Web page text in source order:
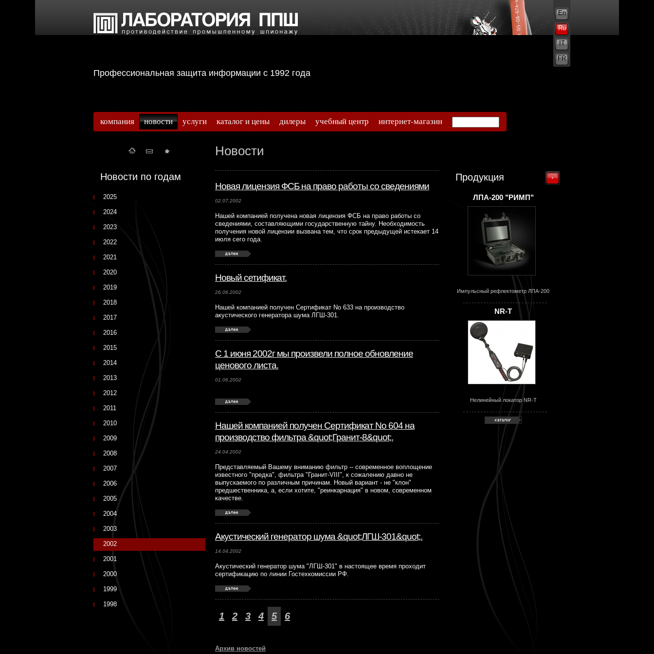
Профессиональная защита информации с 1992 года
En
Ru
IT
FR
компания новости услуги каталог и цены дилеры учебный центр интернет-магазин
Новости
Новая лицензия ФСБ на право работы со сведениями
02.07.2002
Нашей компанией получена новая лицензия ФСБ на право работы со
сведениями, составляющими государственную тайну. Необходимость
получения новой лицензии вызвана тем, что срок предыдущей истекает 14
июля сего года.
Новый сетификат.
26.06.2002
Нашей компанией получен Сертификат No 633 на производство
акустического генератора шума ЛГШ-301.
С 1 июня 2002г мы произвели полное обновление
ценового листа.
01.06.2002
Нашей компанией получен Сертификат No 604 на
производство фильтра &quot;Гранит-8&quot;.
24.04.2002
Представляемый Вашему вниманию фильтр -- современное воплощение
известного "предка", фильтра "Гранит-VIII", к сожалению давно не
выпускаемого по различным причинам. Новый вариант - не "клон"
предшественника, а, если хотите, "реинкарнация" в новом, современном
качестве.
Акустический генератор шума &quot;ЛГШ-301&quot;.
14.04.2002
Акустический генератор шума "ЛГШ-301" в настоящее время проходит
сертификацию по линии Гостехкомиссии РФ.
1 2 3 4 5 6
Архив новостей
Новости по годам
2025
2024
2023
2022
2021
2020
2019
2018
2017
2016
2015
2014
2013
2012
2011
2010
2009
2008
2007
2006
2005
2004
2003
2002
2001
2000
1999
1998
Продукция
ЛПА-200 "РИМП"
Импульсный рефлектометр ЛПА-200
NR-T
Нелинейный локатор NR-T